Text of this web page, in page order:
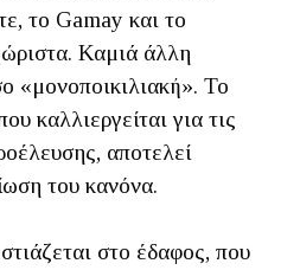
το Gamay και το
Καμιά άλλη
«μονοποικιλιακή». Το
καλλιεργείται για τις
αποτελεί
του κανόνα.
στο έδαφος, που